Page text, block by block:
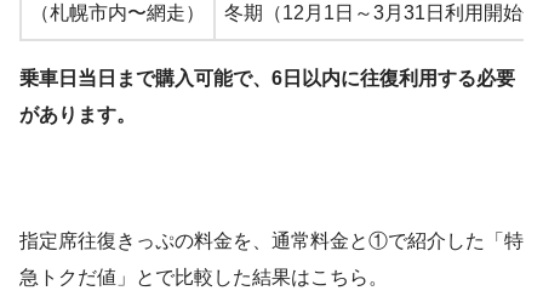
（札幌市内〜網走）
冬期（12月1日～3月31日利用開始
乗車日当日まで購入可能で、6日以内に往復利用する必要
があります。
指定席往復きっぷの料金を、通常料金と①で紹介した「特
急トクだ値」とで比較した結果はこちら。